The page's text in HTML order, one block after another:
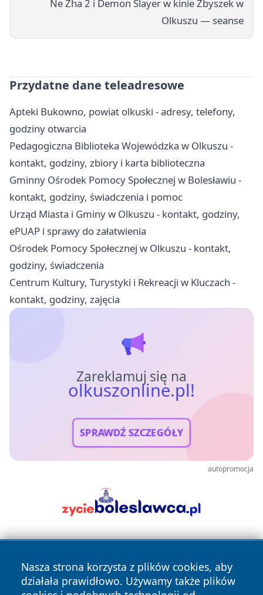
Ne Zha 2 i Demon Slayer w kinie Zbyszek w
Olkuszu — seanse
Przydatne dane teleadresowe
Apteki Bukowno, powiat olkuski - adresy, telefony,
godziny otwarcia
Pedagogiczna Biblioteka Wojewódzka w Olkuszu -
kontakt, godziny, zbiory i karta biblioteczna
Gminny Ośrodek Pomocy Społecznej w Bolesławiu -
kontakt, godziny, świadczenia i pomoc
Urząd Miasta i Gminy w Olkuszu - kontakt, godziny,
ePUAP i sprawy do załatwienia
Ośrodek Pomocy Społecznej w Olkuszu - kontakt,
godziny, świadczenia
Centrum Kultury, Turystyki i Rekreacji w Kluczach -
kontakt, godziny, zajęcia
Zareklamuj się na
olkuszonline.pl!
SPRAWDŹ SZCZEGÓŁY
autopromocja
Nasza strona korzysta z plików cookies, aby
działała prawidłowo. Używamy także plików